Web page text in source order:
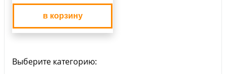
в корзину
Выберите категорию: